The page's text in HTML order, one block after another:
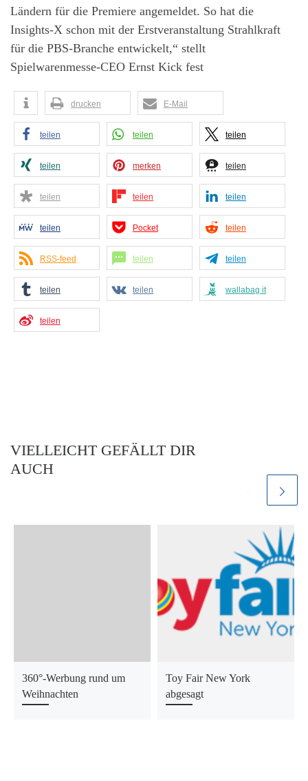
Ländern für die Premiere angemeldet. So hat die
Insights-X schon mit der Erstveranstaltung Strahlkraft
für die PBS-Branche entwickelt,“ stellt
Spielwarenmesse-CEO Ernst Kick fest
drucken E-Mail
teilen teilen teilen
teilen merken teilen
teilen teilen teilen
teilen Pocket teilen
RSS-feed teilen teilen
teilen teilen wallabag it
teilen
VIELLEICHT GEFÄLLT DIR
AUCH
360°-Werbung rund um
Weihnachten
Toy Fair New York
abgesagt